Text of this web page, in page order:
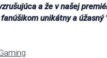
a že v našej
unikátny a úžasný